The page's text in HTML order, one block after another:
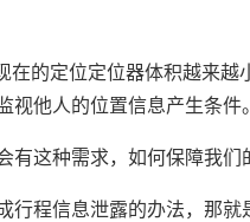
在的定位定位器体积越来
他人的位置信息产生条件。
有这种需求，如何保障我们
行程信息泄露的办法，那